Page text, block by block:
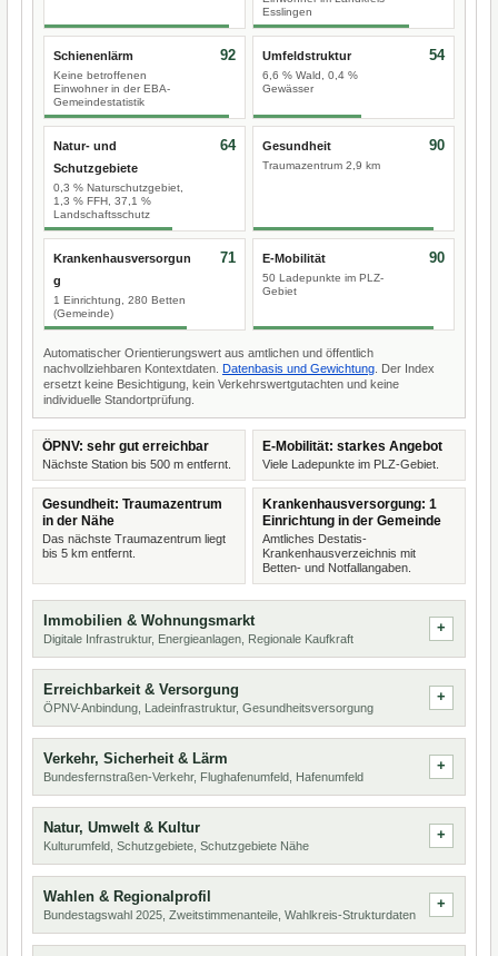
Esslingen
Schienenlärm
Keine betroffenen
Einwohner in der EBA-
Gemeindestatistik
92 Umfeldstruktur
6,6 % Wald, 0,4 %
Gewässer
54
Natur- und
Schutzgebiete
0,3 % Naturschutzgebiet,
1,3 % FFH, 37,1 %
Landschaftsschutz
64 Gesundheit
Traumazentrum 2,9 km
90
Krankenhausversorgun
g
1 Einrichtung, 280 Betten
(Gemeinde)
71 E-Mobilität
50 Ladepunkte im PLZ-
Gebiet
90
Automatischer Orientierungswert aus amtlichen und öffentlich
nachvollziehbaren Kontextdaten. Datenbasis und Gewichtung . Der Index
ersetzt keine Besichtigung, kein Verkehrswertgutachten und keine
individuelle Standortprüfung.
ÖPNV: sehr gut erreichbar
Nächste Station bis 500 m entfernt.
E-Mobilität: starkes Angebot
Viele Ladepunkte im PLZ-Gebiet.
Gesundheit: Traumazentrum
in der Nähe
Das nächste Traumazentrum liegt
bis 5 km entfernt.
Krankenhausversorgung: 1
Einrichtung in der Gemeinde
Amtliches Destatis-
Krankenhausverzeichnis mit
Betten- und Notfallangaben.
Immobilien & Wohnungsmarkt
Digitale Infrastruktur, Energieanlagen, Regionale Kaufkraft
Erreichbarkeit & Versorgung
ÖPNV-Anbindung, Ladeinfrastruktur, Gesundheitsversorgung
Verkehr, Sicherheit & Lärm
Bundesfernstraßen-Verkehr, Flughafenumfeld, Hafenumfeld
Natur, Umwelt & Kultur
Kulturumfeld, Schutzgebiete, Schutzgebiete Nähe
Wahlen & Regionalprofil
Bundestagswahl 2025, Zweitstimmenanteile, Wahlkreis-Strukturdaten